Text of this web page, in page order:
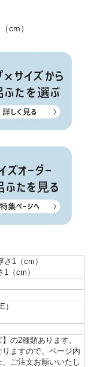
cm）
1（cm）
（cm）
の2種類あります。
ますので、ページ内
ご注文お願いいたし